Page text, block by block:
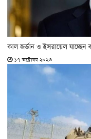
কাল জর্ডান ও ইসরায়েল যাচ্ছেন
১৭ অক্টোবর ২০২৩